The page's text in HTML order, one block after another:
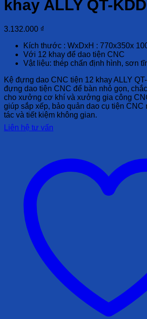
khay ALLY QT-
3.132.000 ₫
Kích thước : WxDxH : 770x350x
Với 12 khay để dao tiện CNC
Vật liệu: thép chấn định hình, sơn
Kệ đựng dao CNC tiện 12 khay ALLY
đựng dao tiện CNC để bàn nhỏ gọn,
cho xưởng cơ khí và xưởng gia công
giúp sắp xếp, bảo quản dao cụ tiện CNC
tác và tiết kiệm không gian.
Liên hệ tư vấn